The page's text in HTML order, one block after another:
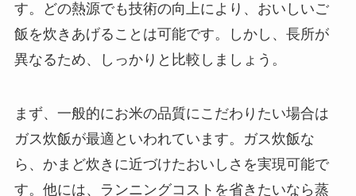
す。どの熱源でも技術の向上により、おいしいご
飯を炊きあげることは可能です。しかし、長所が
異なるため、しっかりと比較しましょう。
まず、一般的にお米の品質にこだわりたい場合は
ガス炊飯が最適といわれています。ガス炊飯な
ら、かまど炊きに近づけたおいしさを実現可能で
す。他には、ランニングコストを省きたいなら蒸